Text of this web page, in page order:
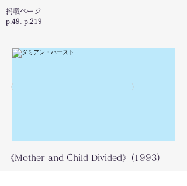
掲載ページ
p.49, p.219
〈 〉
《Mother and Child Divided》(1993)